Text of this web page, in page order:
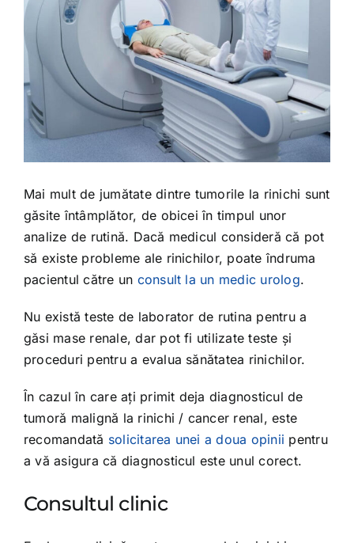
Mai mult de jumătate dintre tumorile la rinichi sunt
găsite întâmplător, de obicei în timpul unor
analize de rutină. Dacă medicul consideră că pot
să existe probleme ale rinichilor, poate îndruma
pacientul către un consult la un medic urolog.
Nu există teste de laborator de rutina pentru a
găsi mase renale, dar pot fi utilizate teste și
proceduri pentru a evalua sănătatea rinichilor.
În cazul în care ați primit deja diagnosticul de
tumoră malignă la rinichi / cancer renal, este
recomandată solicitarea unei a doua opinii pentru
a vă asigura că diagnosticul este unul corect.
Consultul clinic